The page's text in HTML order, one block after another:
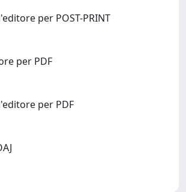
per POST-PRINT
per PDF
per PDF